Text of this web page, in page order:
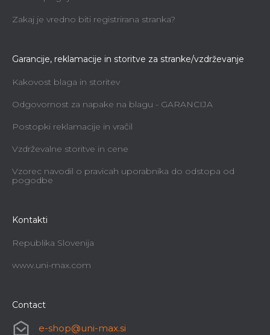
Zakaj je vredno biti registrirana stranka?
Garancije, reklamacije in storitve za stranke/vzdrževanje
Kakovost blaga in storitev
Odgovornost za napake na blagu - GARANCIJA
Postopki reklamacije in vračil
Vzdrževalne storitve in cene
Vzorec navodil o pravicah uporabnika do odstopa od
pogodbe
Kontakti
Republika Slovenija
www.uni-max.com
Contact
e-shop@uni-max.si